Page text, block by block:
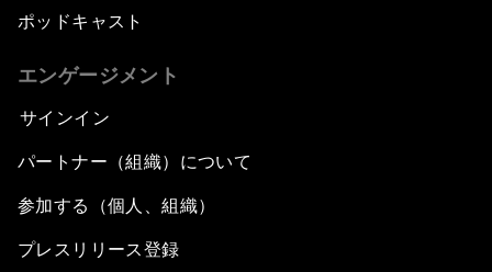
ポッドキャスト
エンゲージメント
サインイン
パートナー（組織）について
参加する（個人、組織）
プレスリリース登録